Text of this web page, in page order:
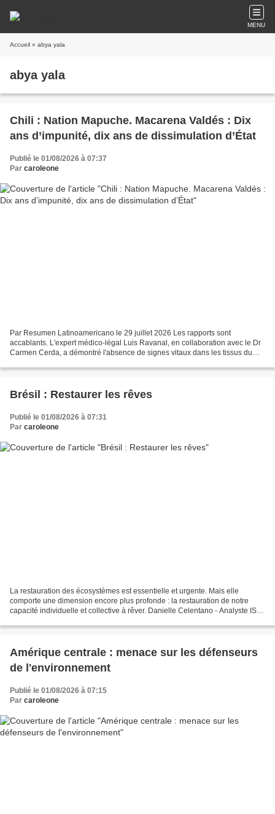
MENU
Accueil » abya yala
abya yala
Chili : Nation Mapuche. Macarena Valdés : Dix
ans d’impunité, dix ans de dissimulation d’État
Publié le 01/08/2026 à 07:37
Par caroleone
Par Resumen Latinoamericano le 29 juillet 2026 Les rapports sont
accablants. L'expert médico-légal Luis Ravanal, en collaboration avec le Dr
Carmen Cerda, a démontré l'absence de signes vitaux dans les tissus du
Brésil : Restaurer les rêves
Publié le 01/08/2026 à 07:31
Par caroleone
La restauration des écosystèmes est essentielle et urgente. Mais elle
comporte une dimension encore plus profonde : la restauration de notre
capacité individuelle et collective à rêver. Danielle Celentano - Analyste ISA
Amérique centrale : menace sur les défenseurs
de l'environnement
Publié le 01/08/2026 à 07:15
Par caroleone